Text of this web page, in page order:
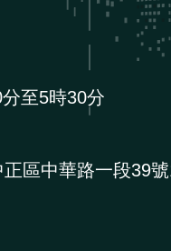
至5時30分
區中華路一段39